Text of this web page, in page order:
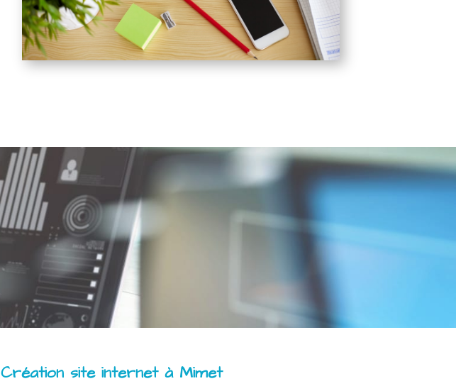
Création site internet à Mimet